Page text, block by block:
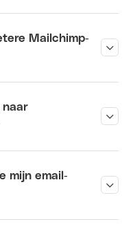
Mailchimp-
naar
mijn email-